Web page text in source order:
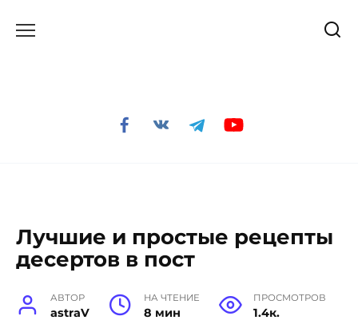
Лучшие и простые рецепты
десертов в пост
АВТОР
astraV
НА ЧТЕНИЕ
8 мин
ПРОСМОТРОВ
1.4к.